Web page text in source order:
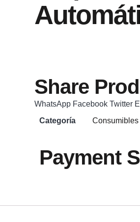
Share
WhatsApp Facebook Twitter
Categoría
Consumibles
Payment